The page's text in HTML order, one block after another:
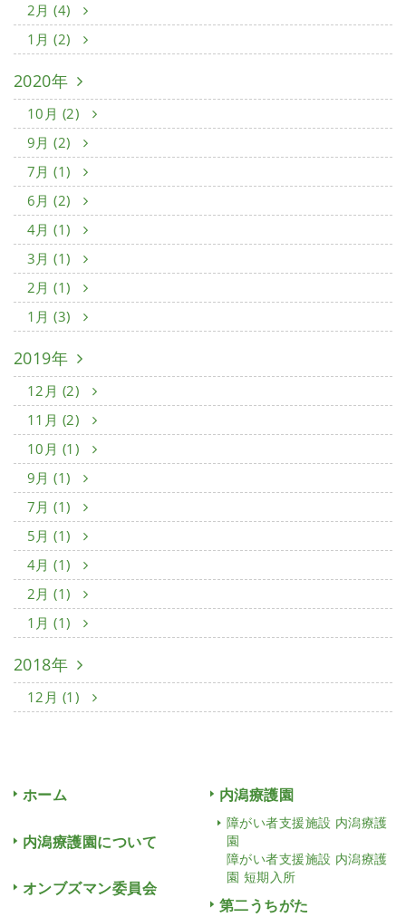
2月 (4)
1月 (2)
2020年
10月 (2)
9月 (2)
7月 (1)
6月 (2)
4月 (1)
3月 (1)
2月 (1)
1月 (3)
2019年
12月 (2)
11月 (2)
10月 (1)
9月 (1)
7月 (1)
5月 (1)
4月 (1)
2月 (1)
1月 (1)
2018年
12月 (1)
ホーム
内潟療護園について
オンブズマン委員会
内潟療護園
障がい者支援施設 内潟療護
園
障がい者支援施設 内潟療護
園 短期入所
第二うちがた